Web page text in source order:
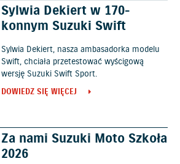
Sylwia Dekiert w 170-
konnym Suzuki Swift
Sylwia Dekiert, nasza ambasadorka modelu
Swift, chciała przetestować wyścigową
wersję Suzuki Swift Sport.
DOWIEDZ SIĘ WIĘCEJ
Za nami Suzuki Moto Szkoła
2026